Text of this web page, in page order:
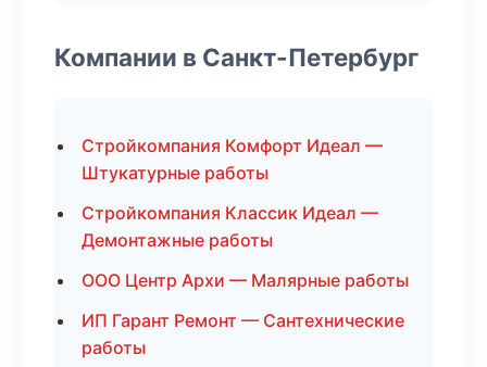
Компании в Санкт-Петербург
Стройкомпания Комфорт Идеал —
Штукатурные работы
Стройкомпания Классик Идеал —
Демонтажные работы
ООО Центр Архи — Малярные работы
ИП Гарант Ремонт — Сантехнические
работы